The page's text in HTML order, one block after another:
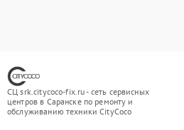
СЦ srk.citycoco-fix.ru - сеть сервисных
центров в Саранске по ремонту и
обслуживанию техники CityCoco